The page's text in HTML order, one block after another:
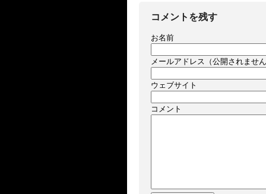
コメントを残す
お名前
メールアドレス（公開されませ
ウェブサイト
コメント